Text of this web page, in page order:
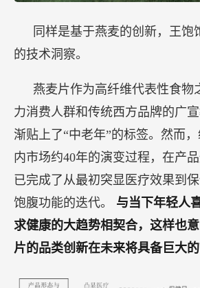
同样是基于燕麦的创新，王饱
的技术洞察。
燕麦片作为高纤维代表性食物
力消费人群和传统西方品牌的广
渐贴上了“中老年”的标签。然而
内市场约40年的演变过程，在产品
已完成了从最初突显医疗效果到
饱腹功能的迭代。 与当下年轻人
求健康的大趋势相契合，这样也
片的品类创新在未来将具备巨大的